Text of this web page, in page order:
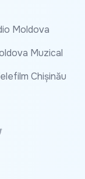
Moldova
Muzical
Chișinău